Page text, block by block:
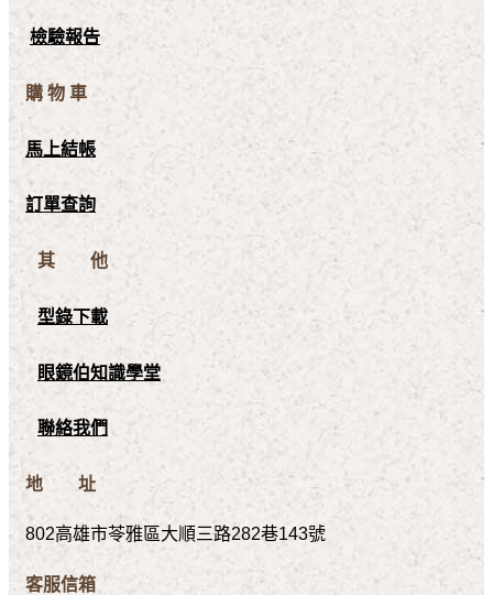
檢驗報告
購 物 車
馬上結帳
訂單查詢
其 他
型錄下載
眼鏡伯知識學堂
聯絡我們
地 址
802高雄市苓雅區大順三路282巷143號
客服信箱